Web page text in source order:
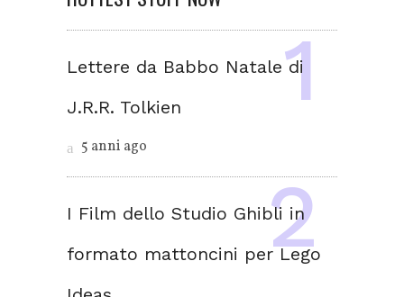
Lettere da Babbo Natale di
J.R.R. Tolkien
5 anni ago
I Film dello Studio Ghibli in
formato mattoncini per Lego